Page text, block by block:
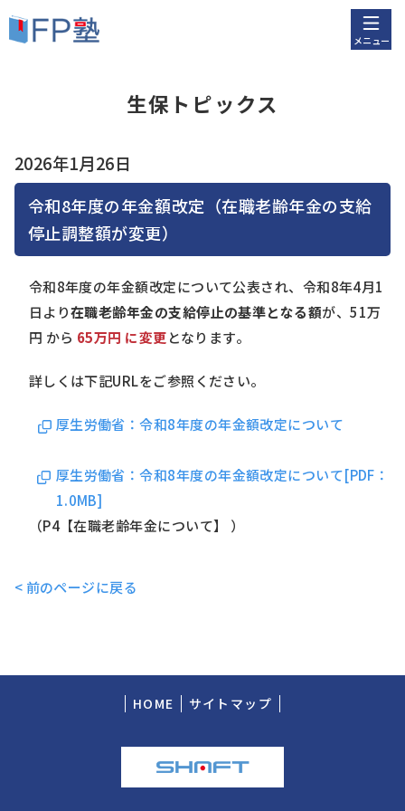
メニュー
生保トピックス
2026年1月26日
令和8年度の年金額改定（在職老齢年金の支給
停止調整額が変更）
令和8年度の年金額改定について公表され、令和8年4月1
日より在職老齢年金の支給停止の基準となる額が、51万
円 から 65万円 に変更となります。
詳しくは下記URLをご参照ください。
厚生労働省：令和8年度の年金額改定について
厚生労働省：令和8年度の年金額改定について[PDF：
1.0MB]
（P4【在職老齢年金について】 ）
< 前のページに戻る
HOME サイトマップ